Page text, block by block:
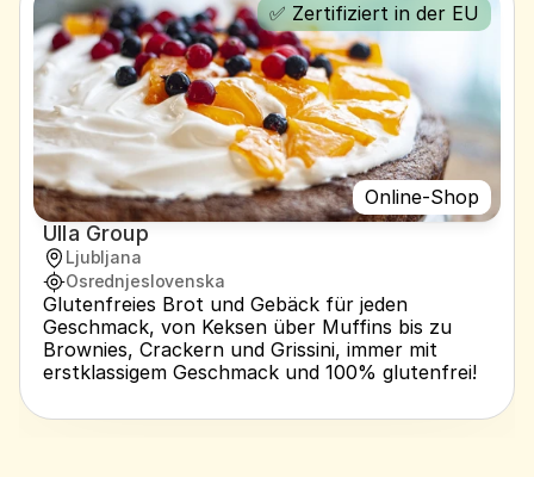
Online-Shop
✅ Zertifiziert in der EU
Ulla Group
Ljubljana
Osrednjeslovenska
Glutenfreies Brot und Gebäck für jeden
Geschmack, von Keksen über Muffins bis zu
Brownies, Crackern und Grissini, immer mit
erstklassigem Geschmack und 100% glutenfrei!